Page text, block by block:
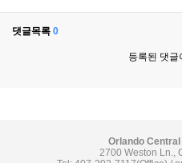
댓글목록 0
등록된 댓글
Orlando
2700 Weston Ln.,